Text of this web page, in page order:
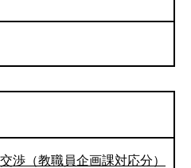
渉（教職員企画課対応分）